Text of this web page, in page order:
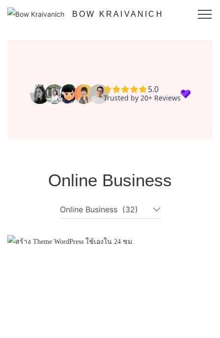
BOW KRAIVANICH
5.0
Trusted by 20+ Reviews
Online Business